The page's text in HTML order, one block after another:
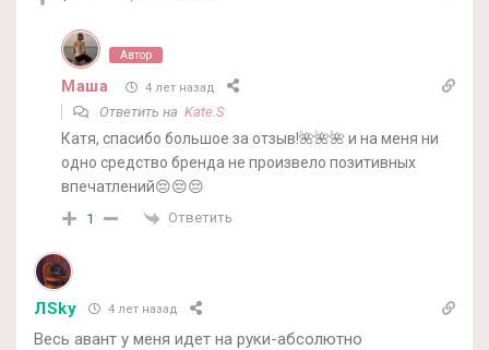
Автор
Маша 4 лет назад
Ответить на Kate.S
Катя, спасибо большое за отзыв!🌺🌺🌺 и на меня ни
одно средство бренда не произвело позитивных
впечатлений😔😔😔
1 Ответить
ЛSky 4 лет назад
Весь авант у меня идет на руки-абсолютно